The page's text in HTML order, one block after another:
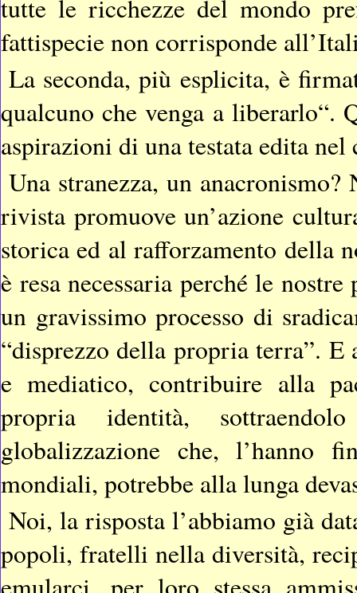
tutte le ricchezze del mondo
fattispecie non corrisponde
La seconda, più esplicita, è
qualcuno che venga a liberarlo“.
aspirazioni di una testata edita
Una stranezza, un
rivista promuove un’azione
storica ed al rafforzamento della
è resa necessaria perché le
un gravissimo processo di
“disprezzo della propria terra”.
e mediatico, contribuire alla
propria identità,
globalizzazione che, l’hanno
mondiali, potrebbe alla lunga
Noi, la risposta l’abbiamo già
popoli, fratelli nella diversità,
emularci, per loro stessa